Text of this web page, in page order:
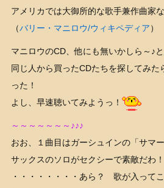
アメリカでは大御所的な歌手兼作曲家
（バリー・マニロウ/ウィキペディア）
マニロウのCD、他にも無いかしら～♪と
同じ人から買ったCDたちを探してみた
った！
よし、早速聴いてみようっ！
～～～～～～～♪♪♪
おお、１曲目はガーシュインの「サマ
サックスのソロがセクシーで素敵だわ！
・・・・・・・・あら？ 歌が入って